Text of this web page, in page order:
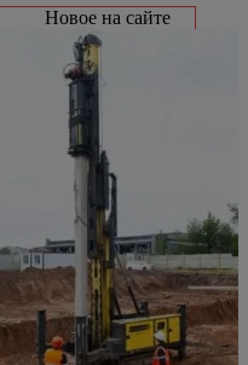
Новое на сайте